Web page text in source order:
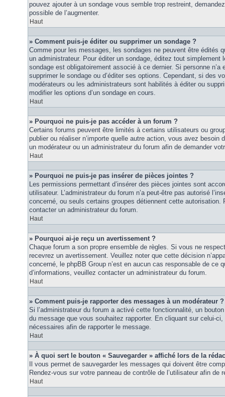
pouvez ajouter à un sondage vous semble trop restreint,
possible de l’augmenter.
Haut
» Comment puis-je éditer ou supprimer un sondage ?
Comme pour les messages, les sondages ne peuvent être édités
un administrateur. Pour éditer un sondage, éditez tout simplement
sondage est obligatoirement associé à ce dernier. Si personne
supprimer le sondage ou d’éditer ses options. Cependant, si des
modérateurs ou les administrateurs sont habilités à éditer ou
modifier les options d’un sondage en cours.
Haut
» Pourquoi ne puis-je pas accéder à un forum ?
Certains forums peuvent être limités à certains utilisateurs ou
publier ou réaliser n’importe quelle autre action, vous avez besoin
un modérateur ou un administrateur du forum afin de demander
Haut
» Pourquoi ne puis-je pas insérer de pièces jointes ?
Les permissions permettant d’insérer des pièces jointes sont
utilisateur. L’administrateur du forum n’a peut-être pas autorisé
concerné, ou seuls certains groupes détiennent cette autorisation.
contacter un administrateur du forum.
Haut
» Pourquoi ai-je reçu un avertissement ?
Chaque forum a son propre ensemble de règles. Si vous ne
recevrez un avertissement. Veuillez noter que cette décision
concerné, le phpBB Group n’est en aucun cas responsable de ce
d’informations, veuillez contacter un administrateur du forum.
Haut
» Comment puis-je rapporter des messages à un modérateur ?
Si l’administrateur du forum a activé cette fonctionnalité, un
du message que vous souhaitez rapporter. En cliquant sur celui-
nécessaires afin de rapporter le message.
Haut
» À quoi sert le bouton « Sauvegarder » affiché lors de la
Il vous permet de sauvegarder les messages qui doivent être
Rendez-vous sur votre panneau de contrôle de l’utilisateur afin de
Haut